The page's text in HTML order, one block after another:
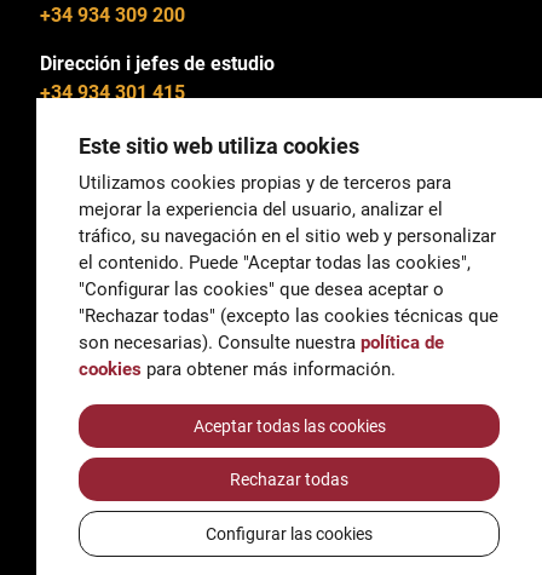
+34 934 309 200
Dirección i jefes de estudio
+34 934 301 415
General
correu@escoladeltreball.org
Información
informacio@escoladeltreball.org
Trámites de secretaría
AccessibilidadAviso legal y Política de Privacidad
Política de cookies
Créditos
Este sitio web utiliza cookies
Utilizamos cookies propias y de terceros para
mejorar la experiencia del usuario, analizar el
tráfico, su navegación en el sitio web y personalizar
el contenido. Puede "Aceptar todas las cookies",
"Configurar las cookies" que desea aceptar o
"Rechazar todas" (excepto las cookies técnicas que
son necesarias). Consulte nuestra política de
cookies para obtener más información.
Aceptar todas las cookies
Rechazar todas
Configurar las cookies